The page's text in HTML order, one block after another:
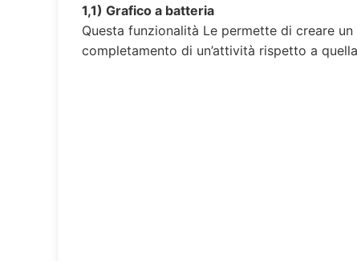
1,1) Grafico a batteria
Questa funzionalità Le permette di creare
completamento di un’attività rispetto a